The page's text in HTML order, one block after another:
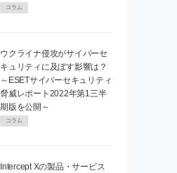
コラム
ウクライナ侵攻がサイバーセ
キュリティに及ぼす影響は？
～ESETサイバーセキュリティ
脅威レポート2022年第1三半
期版を公開～
コラム
Intercept Xの製品・サービス